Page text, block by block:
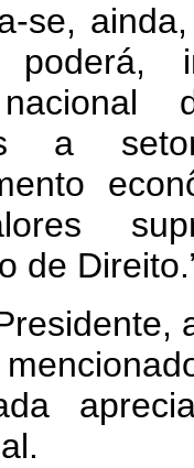
se,
poderá,
a
de